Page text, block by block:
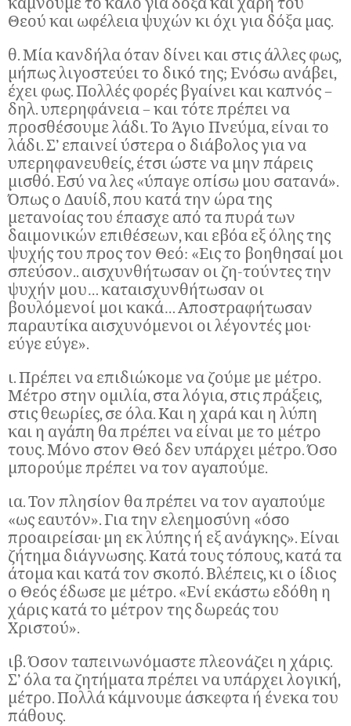
Θεού και ωφέλεια ψυχών κι όχι για δόξα μας.
θ. Μία κανδήλα όταν δίνει και στις άλλες φως,
μήπως λιγοστεύει το δικό της; Ενόσω ανάβει,
έχει φως. Πολλές φορές βγαίνει και καπνός –
δηλ. υπερηφάνεια – και τότε πρέπει να
προσθέσουμε λάδι. Το Άγιο Πνεύμα, είναι το
λάδι. Σ’ επαινεί ύστερα ο διάβολος για να
υπερηφανευθείς, έτσι ώστε να μην πάρεις
μισθό. Εσύ να λες «ύπαγε οπίσω μου σατανά».
Όπως ο Δαυίδ, που κατά την ώρα της
μετανοίας του έπασχε από τα πυρά των
δαιμονικών επιθέσεων, και εβόα εξ όλης της
ψυχής του προς τον Θεό: «Εις το βοηθησαί μοι
σπεύσον.. αισχυνθήτωσαν οι ζη-τούντες την
ψυχήν μου… καταισχυνθήτωσαν οι
βουλόμενοί μοι κακά… Αποστραφήτωσαν
παραυτίκα αισχυνόμενοι οι λέγοντές μοι·
εύγε εύγε».
ι. Πρέπει να επιδιώκομε να ζούμε με μέτρο.
Μέτρο στην ομιλία, στα λόγια, στις πράξεις,
στις θεωρίες, σε όλα. Και η χαρά και η λύπη
και η αγάπη θα πρέπει να είναι με το μέτρο
τους. Μόνο στον Θεό δεν υπάρχει μέτρο. Όσο
μπορούμε πρέπει να τον αγαπούμε.
ια. Τον πλησίον θα πρέπει να τον αγαπούμε
«ως εαυτόν». Για την ελεημοσύνη «όσο
προαιρείσαι· μη εκ λύπης ή εξ ανάγκης». Είναι
ζήτημα διάγνωσης. Κατά τους τόπους, κατά τα
άτομα και κατά τον σκοπό. Βλέπεις, κι ο ίδιος
ο Θεός έδωσε με μέτρο. «Ενί εκάστω εδόθη η
χάρις κατά το μέτρον της δωρεάς του
Χριστού».
ιβ. Όσον ταπεινωνόμαστε πλεονάζει η χάρις.
Σ’ όλα τα ζητήματα πρέπει να υπάρχει λογική,
μέτρο. Πολλά κάμνουμε άσκεφτα ή ένεκα του
πάθους.